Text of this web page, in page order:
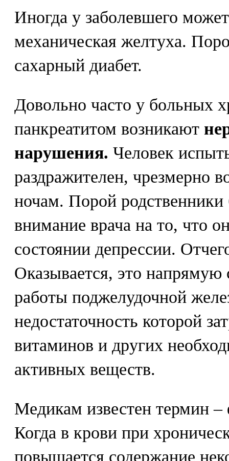
Иногда у заболевшего
механическая желтуха.
сахарный диабет.
Довольно часто у больных
панкреатитом возникают
нарушения. Человек
раздражителен, чрезмерно
ночам. Порой
внимание врача на то, что
состоянии депрессии.
Оказывается, это напрямую
работы поджелудочной
недостаточность которой
витаминов и других
активных веществ.
Медикам известен термин –
Когда в крови при
повышается содержание